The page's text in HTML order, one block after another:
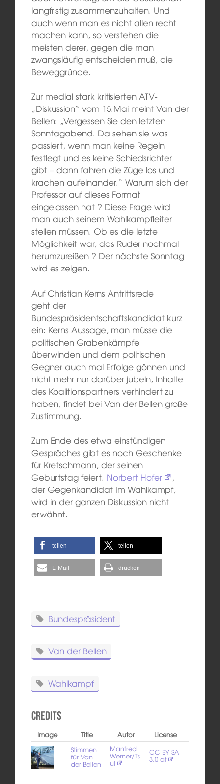
langfristig zusammenzuhalten. Und
auch wenn man es nicht allen recht
machen kann, so verstehen die
meisten derer, gegen die man
zwangsläufig entscheiden muß, die
Beweggründe.
Zur medial stark kritisierten ATV-
„Diskussion“ vom 15.Mai meint Van der
Bellen: „Vergessen Sie den letzten
Sonntagabend. Da sehen sie was
passiert, wenn man keine Regeln
festlegt und es keine Schiedsrichter
gibt – dann fahren die Züge los und
krachen aufeinander.“ Warum sich der
Professor auf dieses Format
eingelassen hat ? Diese Frage wird
man auch seinem Wahlkampfleiter
stellen müssen. Ob es die letzte
Möglichkeit war, das Ruder nochmal
herumzureißen ? Der nächste Sonntag
wird es zeigen.
Auf Christian Kerns Antrittsrede
geht der
Bundespräsidentschaftskandidat kurz
ein: Kerns Aussage, man müsse die
politischen Grabenkämpfe
überwinden und dem politischen
Gegner auch mal Erfolge gönnen und
nicht mehr nur darüber jubeln, Inhalte
des Koalitionspartners verhindert zu
haben, findet bei Van der Bellen große
Zustimmung.
Zum Ende des etwa einstündigen
Gespräches gibt es noch Geschenke
für Kretschmann, der seinen
Geburtstag feiert. Norbert Hofer
,
der Gegenkandidat Im Wahlkampf,
wird in der ganzen Diskussion nicht
erwähnt.
teilen teilen
E-Mail drucken
Bundespräsident
Van der Bellen
Wahlkampf
Credits
Image Title Autor
License
Stimmen
für Van
der Bellen
Manfred
Werner/Ts
ui
CC BY SA
3.0 at